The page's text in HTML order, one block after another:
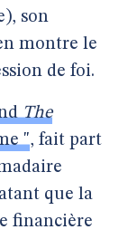
son
montre le
de foi.
The
", fait part
que la
financière